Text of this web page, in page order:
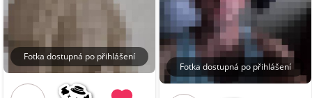
Fotka dostupná po přihlášení
Fotka dostupná po přihlášení